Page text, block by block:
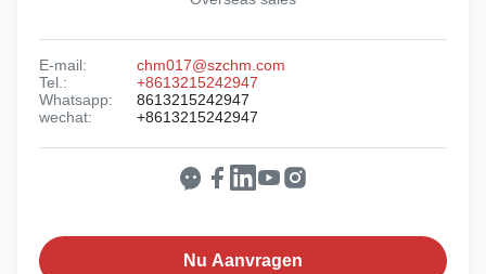
E-mail:
chm017@szchm.com
Tel.:
+8613215242947
Whatsapp:
8613215242947
wechat:
+8613215242947
Nu Aanvragen